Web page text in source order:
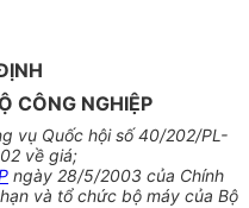
CÔNG NGHIỆP
vụ Quốc hội số 40/202/PL-
về giá;
ngày 28/5/2003 của Chính
và tổ chức bộ máy của Bộ